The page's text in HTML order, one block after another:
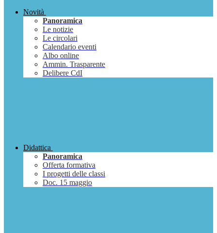
Novità
Panoramica
Le notizie
Le circolari
Calendario eventi
Albo online
Ammin. Trasparente
Delibere CdI
Didattica
Panoramica
Offerta formativa
I progetti delle classi
Doc. 15 maggio